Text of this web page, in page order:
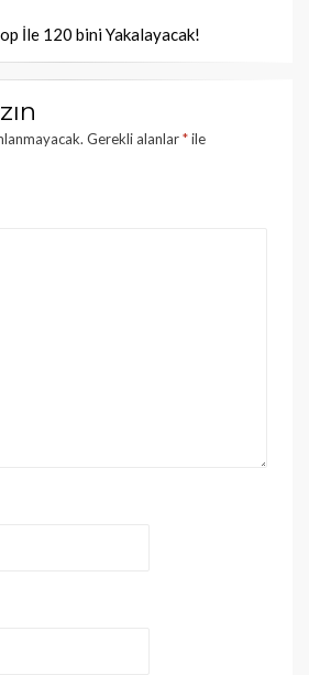
İle 120 bini Yakalayacak!
Gerekli alanlar*ile